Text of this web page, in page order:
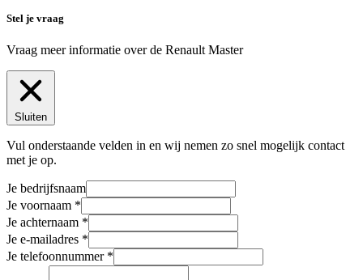
Stel je vraag
Vraag meer informatie over de Renault Master
Sluiten
Vul onderstaande velden in en wij nemen zo snel mogelijk contact
met je op.
Je bedrijfsnaam
Je voornaam
Je achternaam
Je e-mailadres
Je telefoonnummer